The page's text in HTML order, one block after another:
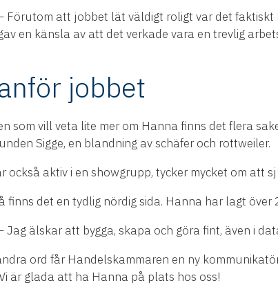
Förutom att jobbet lät väldigt roligt var det
en känsla av att det verkade vara en trevlig
jobbet
som vill veta lite mer om Hanna finns det flera
Sigge, en blandning av schäfer och rottweiler.
också aktiv i en showgrupp, tycker mycket om att
finns det en tydlig nördig sida. Hanna har lagt
Jag älskar att bygga, skapa och göra fint, även i
ord får Handelskammaren en ny
är glada att ha Hanna på plats hos oss!